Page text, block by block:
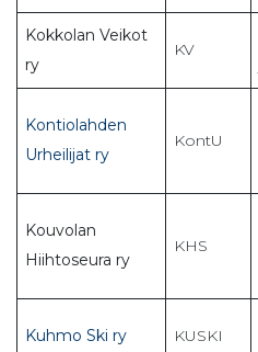
Kokkolan Veikot
ry
KV
Kontiolahden
Urheilijat ry
KontU
Kouvolan
Hiihtoseura ry
KHS
Kuhmo Ski ry KUSKI